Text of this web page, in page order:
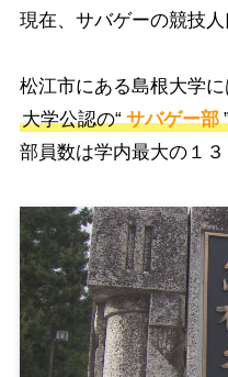
現在、サバゲーの競技
松江市にある島根大学
大学公認の“ サバゲー部
部員数は学内最大の１３